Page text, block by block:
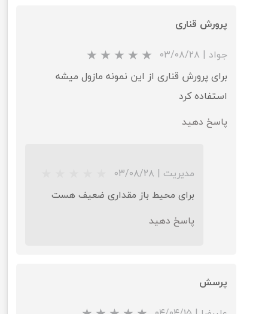
پرورش قناری
جواد | ۰۳/۰۸/۲۸
برای پرورش قناری از این نمونه مازول میشه
استفاده کرد
پاسخ دهید
مدیریت | ۰۳/۰۸/۲۸
برای محیط باز مقداری ضعیف هست
پاسخ دهید
پرسش